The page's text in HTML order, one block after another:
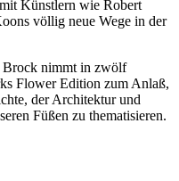
Künstlern wie Robert
völlig neue Wege in der
Brock nimmt in zwölf
Flower Edition zum Anlaß,
der Architektur und
Füßen zu thematisieren.